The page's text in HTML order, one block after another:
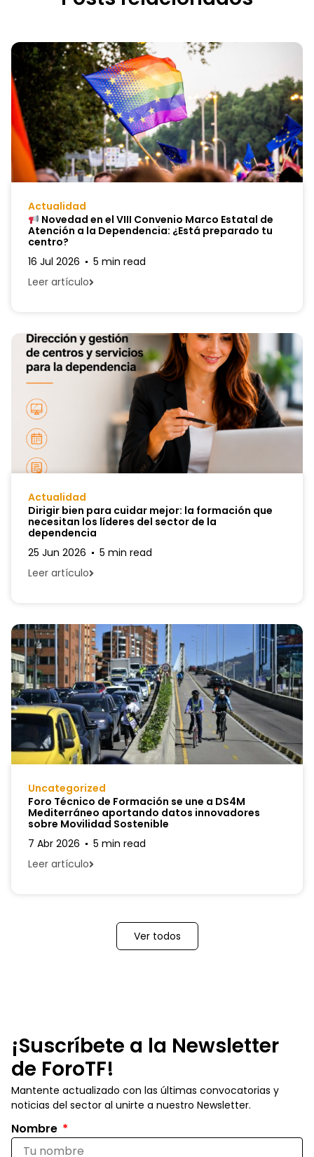
Actualidad
Novedad en el VIII Convenio Marco Estatal de
Atención a la Dependencia: ¿Está preparado tu
centro?
16 Jul 2026
5 min read
Leer artículo
Actualidad
Dirigir bien para cuidar mejor: la formación que
necesitan los líderes del sector de la
dependencia
25 Jun 2026
5 min read
Leer artículo
Uncategorized
Foro Técnico de Formación se une a DS4M
Mediterráneo aportando datos innovadores
sobre Movilidad Sostenible
7 Abr 2026
5 min read
Leer artículo
Ver todos
¡Suscríbete a la Newsletter
de ForoTF!
Mantente actualizado con las últimas convocatorias y
noticias del sector al unirte a nuestro Newsletter.
Nombre